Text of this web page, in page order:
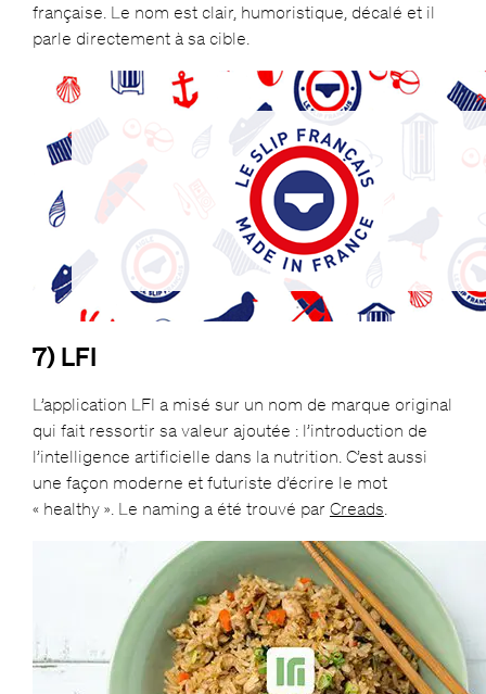
française. Le nom est clair, humoristique, décalé et il
parle directement à sa cible.
7) LFI
L’application LFI a misé sur un nom de marque original
qui fait ressortir sa valeur ajoutée : l’introduction de
l’intelligence artificielle dans la nutrition. C’est aussi
une façon moderne et futuriste d’écrire le mot
« healthy ». Le naming a été trouvé par Creads